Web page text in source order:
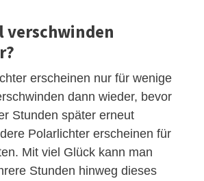
verschwinden
erscheinen nur für wenige
dann wieder, bevor
Stunden später erneut
Polarlichter erscheinen für
Mit viel Glück kann man
Stunden hinweg dieses